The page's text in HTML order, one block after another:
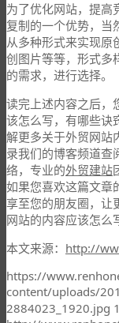
为了优化网站，提高
复制的一个优势，当
从多种形式来实现原
创图片等等，形式多
的需求，进行选择。
读完上述内容之后，
该怎么写，有哪些诀
解更多关于外贸网站
录我们的博客频道查
络，专业的外贸建站
如果您喜欢这篇文章
享至您的朋友圈，让
网站的内容应该怎么
本文来源： http://
https://
content/uploads/
2884023_1920.jpg